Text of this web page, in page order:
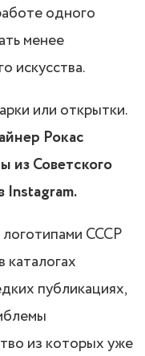
одного
менее
искусства.
или открытки.
Рокас
из Советского
Instagram.
логотипами СССР
каталогах
публикациях,
из которых уже